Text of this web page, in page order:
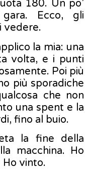
180. Un po’
Ecco, gli
vedere.
la mia: una
volta, e i punti
Poi più
più sporadiche
che non
una spent e la
fino al buio.
la fine della
macchina. Ho
vinto.